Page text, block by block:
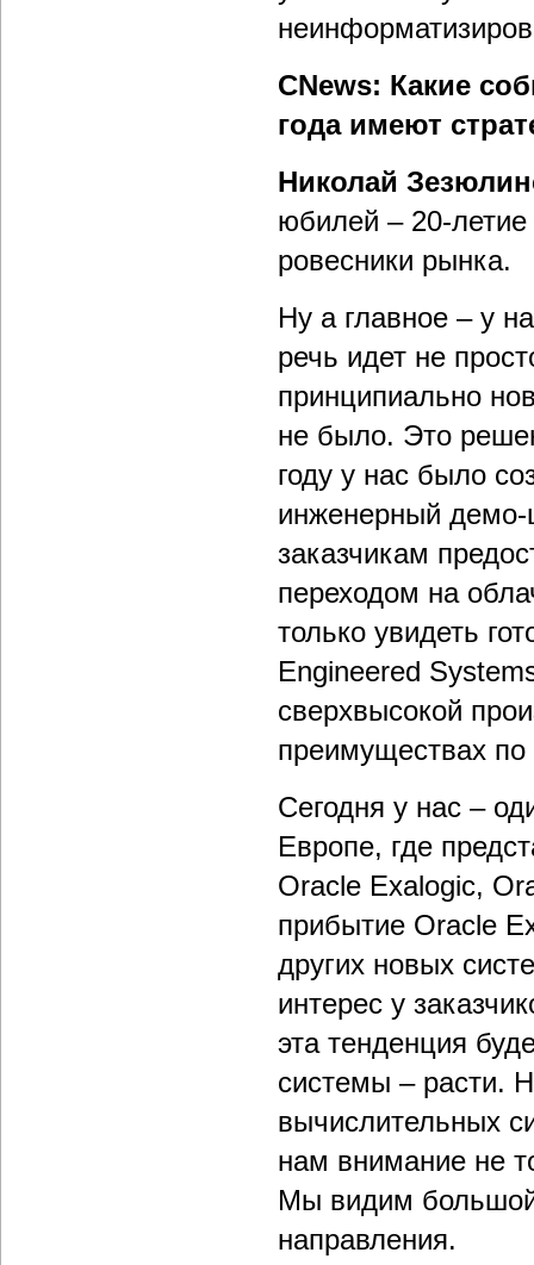
CNews: Какие
года имеют
Николай
юбилей – 20-
ровесники рынка.
Ну а главное – у
речь идет не
принципиально
не было. Это
году у нас было
инженерный демо-
заказчикам
переходом на
только увидеть
Engineered
сверхвысокой
преимуществах
Сегодня у нас –
Европе, где
Oracle Exalogic,
прибытие Oracle
других новых
интерес у
эта тенденция
системы – расти.
вычислительных
нам внимание не
Мы видим большой
направления.